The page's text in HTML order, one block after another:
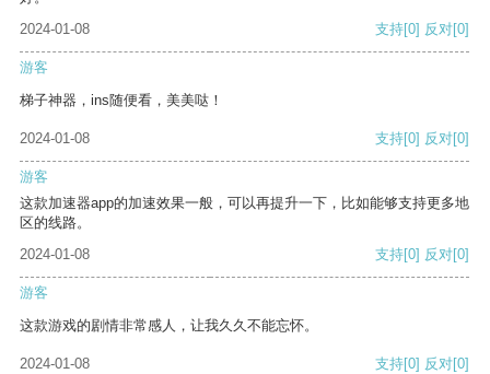
2024-01-08
支持[0] 反对[0]
游客
梯子神器，ins随便看，美美哒！
2024-01-08 支持[0] 反对[0]
游客
这款加速器app的加速效果一般，可以再提升一下，比如能够支持更多地
区的线路。
2024-01-08
支持[0] 反对[0]
游客
这款游戏的剧情非常感人，让我久久不能忘怀。
2024-01-08 支持[0] 反对[0]